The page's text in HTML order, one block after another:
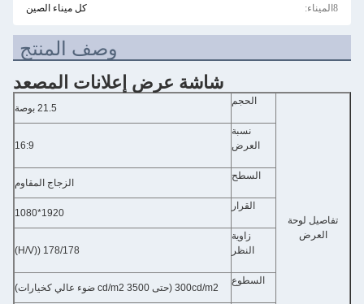
8الميناء: كل ميناء الصين
وصف المنتج
شاشة عرض إعلانات المصعد
تفاصيل لوحة
العرض
الحجم
21.5 بوصة
نسبة
العرض
16:9
السطح
الزجاج المقاوم
القرار
1920*1080
زاوية
النظر
178/178 ((H/V)
السطوع
300cd/m2 (حتى 3500 cd/m2 ضوء عالي كخيارات)